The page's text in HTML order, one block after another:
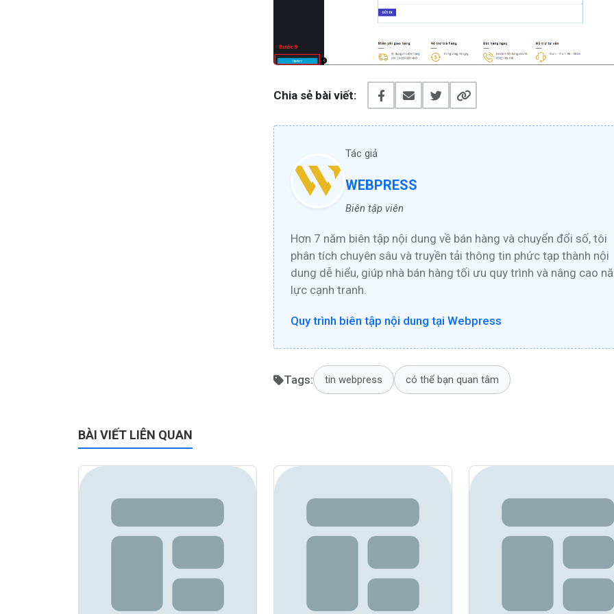
Chia sẻ bài viết:
Tác giả
WEBPRESS
Biên tập viên
Hơn 7 năm biên tập nội dung về bán hàng và chuyển đổi số, tôi
phân tích chuyên sâu và truyền tải thông tin phức tạp thành nội
dung dễ hiểu, giúp nhà bán hàng tối ưu quy trình và nâng cao
lực cạnh tranh.
Quy trình biên tập nội dung tại Webpress
Tags: tin webpress có thể bạn quan tâm
BÀI VIẾT LIÊN QUAN